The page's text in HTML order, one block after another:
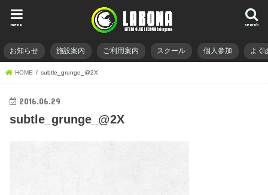
search
menu
お知らせ 施設案内 ご利用案内 スクール 個人参加 よく
HOME subtle_grunge_@2X
2016.06.29
subtle_grunge_@2X